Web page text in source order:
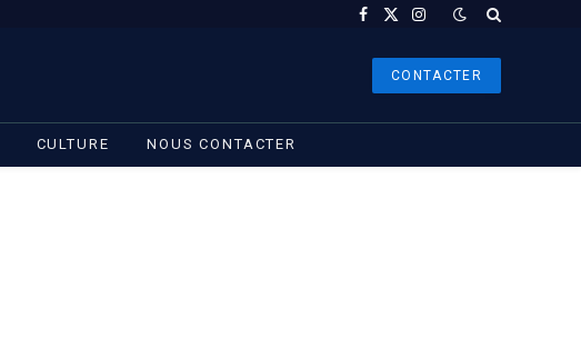
Facebook
X
Instagram
CONTACTER
CULTURE NOUS CONTACTER